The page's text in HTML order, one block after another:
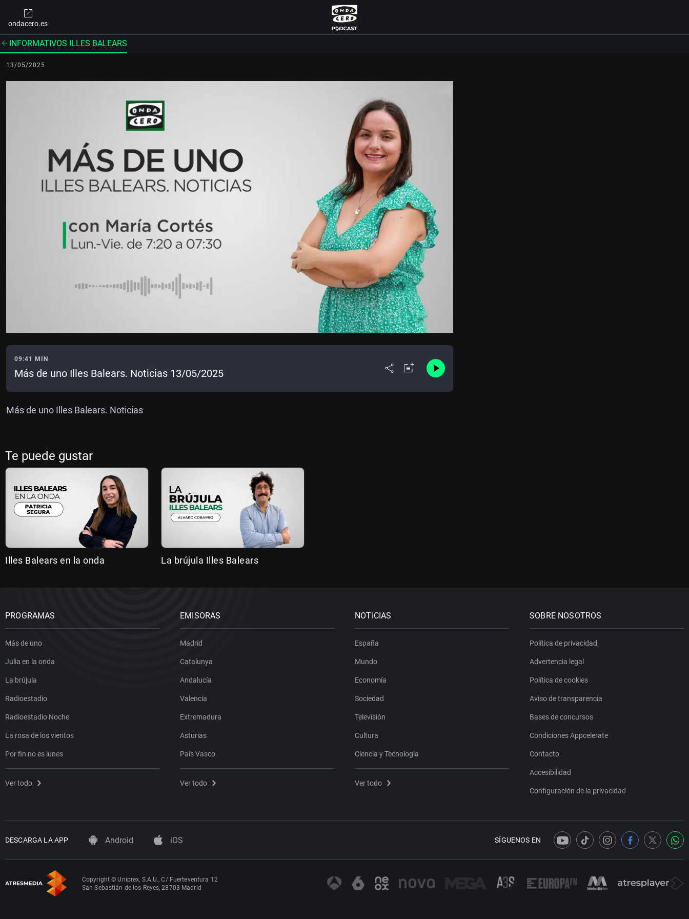
ondacero.es
INFORMATIVOS ILLES BALEARS
13/05/2025
09:41 MIN
Más de uno Illes Balears. Noticias 13/05/2025
Más de uno Illes Balears. Noticias
Te puede gustar
Illes Balears en la onda La brújula Illes Balears
PROGRAMAS
Más de uno
Julia en la onda
La brújula
Radioestadio
Radioestadio Noche
La rosa de los vientos
Por fin no es lunes
Ver todo
EMISORAS
Madrid
Catalunya
Andalucía
Valencia
Extremadura
Asturias
País Vasco
Ver todo
NOTICIAS
España
Mundo
Economía
Sociedad
Televisión
Cultura
Ciencia y Tecnología
Ver todo
SOBRE NOSOTROS
Política de privacidad
Advertencia legal
Política de cookies
Aviso de transparencia
Bases de concursos
Condiciones Appcelerate
Contacto
Accesibilidad
Configuración de la privacidad
DESCARGA LA APP Android iOS SÍGUENOS EN
Copyright © Uniprex, S.A.U., C/ Fuerteventura 12
San Sebastián de los Reyes, 28703 Madrid